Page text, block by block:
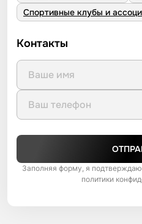
Спортивные клубы и
Контакты
Заполняя форму, я
политики